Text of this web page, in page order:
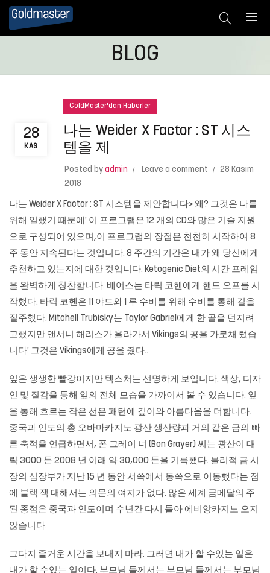
BLOG
28
KAS
GoldMaster'dan Haberler
나는 Weider X Factor : ST 시스
템을 제
Posted by admin Leave a comment
28 Kasım
2018
나는 Weider X Factor : ST 시스템을 제안합니다> 왜? 그것은 나를
위해 일했기 때문에! 이 프로그램은 12 개의 CD와 많은 기술 지원
으로 구성되어 있으며,이 프로그램의 장점은 천천히 시작하여 8
주 동안 지속된다는 것입니다. 8 주간의 기간은 내가 왜 당신에게
추천하고 있는지에 대한 것입니다. Ketogenic Diet의 시간 프레임
을 완벽하게 칭찬합니다. 베어스는 타릭 코헨에게 핸드 오프를 시
작했다. 타릭 코헨은 11 야드와 1 루 수비를 위해 수비를 통해 길을
질주했다. Mitchell Trubisky는 Taylor Gabriel에게 한 골을 던지려
고했지만 앤서니 해리스가 올라가서 Vikings의 공을 가로채 렀습
니다! 그것은 Vikings에게 공을 줬다..
잎은 생생한 빨강이지만 텍스처는 선명하게 보입니다. 색상, 디자
인 및 질감을 통해 잎의 전체 모습을 가까이서 볼 수 있습니다. 잎
을 통해 흐르는 작은 선은 패턴에 깊이와 아름다움을 더합니다.
중국과 인도의 총 오바마카지노 광산 생산량과 거의 같은 금의 빠
른 축적을 언급하면서, 폰 그레이 너 (Bon Grayer) 씨는 광산이 대
략 3000 톤 2008 년 이래 약 30,000 톤을 기록했다. 물리적 금 시
장의 심장부가 지난 15 년 동안 서쪽에서 동쪽으로 이동했다는 점
에 블랙 잭 대해서는 의문의 여지가 없다. 많은 세계 금메달의 주
된 종점은 중국과 인도이며 수년간 다시 돌아 에비앙카지노 오지
않습니다.
그다지 즐거운 시간을 보내지 마라. 그러면 내가 할 수있는 일은
내가 할 수있는 일이다. 부모님 들께서는 부모님 들께서는 부모님